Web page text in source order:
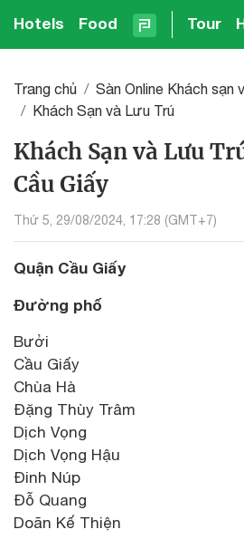
Hotels Food Tour
Trang chủ
Sàn Online Khách sạn
Khách Sạn và Lưu Trú
Khách Sạn và Lưu
Cầu Giấy
Thứ 5, 29/08/2024, 17:28 (GMT+7)
Quận Cầu Giấy
Đường phố
Bưởi
Cầu Giấy
Chùa Hà
Đặng Thùy Trâm
Dịch Vọng
Dịch Vọng Hậu
Đinh Núp
Đỗ Quang
Doãn Kế Thiện